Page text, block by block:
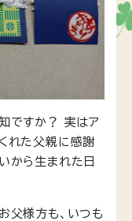
ですか？ 実はア
れた父親に感謝
から生まれた日
父様方も、いつも